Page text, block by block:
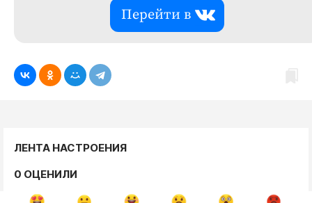
Перейти в
ЛЕНТА НАСТРОЕНИЯ
0 ОЦЕНИЛИ